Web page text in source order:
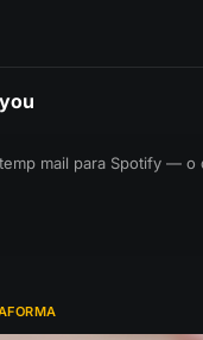
temp mail para Spotify — o